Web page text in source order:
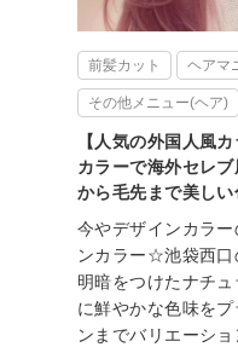
前髪カット ヘアマ
その他メニュー(ヘア)
【人気の外国人風
カラーで海外セレ
から毛先まで美し
今やデザインカラ
ンカラー☆池袋西口
明暗をつけたナチ
に鮮やかな色味を
ンまでバリエーシ